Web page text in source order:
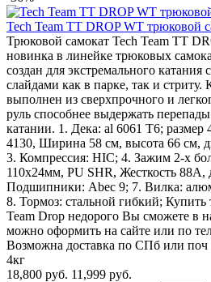
Tech Team TT DROP WT трюковой
Трюковой самокат Tech Team TT
новинка в линейке трюковых
создан для экстремального
слайдами как в парке, так и стриту.
выполнен из сверхпрочного и
руль способнее выдержать
катании. 1. Дека: al 6061 Т6;
4130, Ширина 58 см, высота 66 см,
3. Компрессия: HIC; 4. Зажим 2-х
110х24мм, PU SHR, Жесткость
Подшипники: Abec 9; 7. Вилка:
8. Тормоз: стальной гибкий; Купить
Team Drop недорого Вы сможете в
можно оформить на сайте или по
Возможна доставка по СПб или поч
4кг
18,800 руб. 11,999 руб.